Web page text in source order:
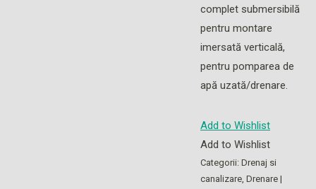
complet submersibilă
pentru montare
imersată verticală,
pentru pomparea de
apă uzată/drenare.
Add to Wishlist
Add to Wishlist
Categorii: Drenaj si
canalizare, Drenare |